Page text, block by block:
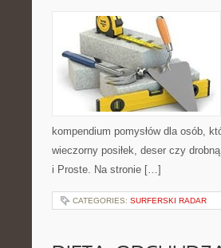
kompendium pomysłów dla osób,
wieczorny posiłek, deser czy
i Proste. Na stronie […]
CATEGORIES: SURFERSKI RADAR